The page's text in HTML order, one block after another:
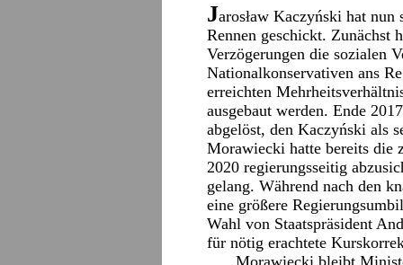
Jarosław Kaczyński hat
Rennen geschickt. Zunächst
Verzögerungen die sozialen
Nationalkonservativen ans
erreichten
ausgebaut werden. Ende
abgelöst, den Kaczyński als
Morawiecki hatte bereits die
2020 regierungsseitig
gelang. Während nach den
eine größere
Wahl von Staatspräsident
für nötig erachtete
Morawiecki bleibt